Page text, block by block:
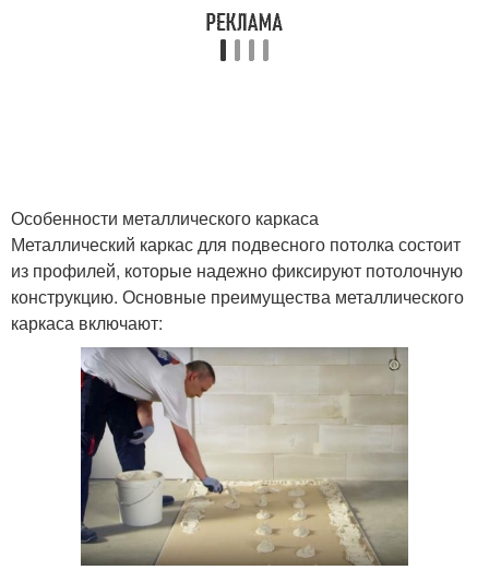
Потолок в помещениях
Швы на подвесном
потолке
Потолок перед
монтажом
Потолки по сравнению
Металлический потолок Реечный потолок
Особенности металлического каркаса
Металлический каркас для подвесного потолка состоит
из профилей, которые надежно фиксируют потолочную
конструкцию. Основные преимущества металлического
каркаса включают: